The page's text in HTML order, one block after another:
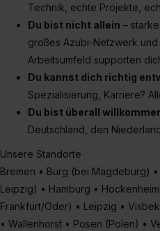
Technik, echte Projekte,
Du bist nicht allein –
großes Azubi‑Netzwerk und
Arbeitsumfeld supporten
Du kannst dich richtig
Spezialisierung, Karriere?
Du bist überall
Deutschland, den
Unsere Standorte
Bremen • Burg (bei Magdeburg)
Leipzig) • Hamburg •
Frankfurt/Oder) • Leipzig •
• Wallenhorst • Posen (Polen) •